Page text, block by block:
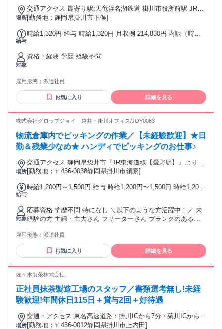
場所
交通アクセス 最寄り駅:天竜浜名湖鉄道 掛川市役所前駅 JR掛
川駅から車で10分程 掛川市役所から徒歩5分です 最寄りの掛
[勤務地：静岡県掛川市下俣]
給与
時給1,320円 給与 時給1,320円 月収例 214,830円 内訳（時給
→翌月18日銀行振込 日払い 週払い制度 勤務後、勤怠の確認
が出来れば翌営業日には振り込みが可能です その際振込手数
す
対象
資格・経験 学歴 経験不問
雇用形態： 派遣社員
お気に入り 詳細を見る
株式会社グロップジョイ 袋井・掛川オフィス/JOY0083
物流倉庫内でピッキングの作業／【未経験歓迎】★日
勤＆残業少なめ★ ハンディでピッキングのお仕事♪
場所
交通アクセス 静岡県袋井市『JR東海道線【愛野駅】』より車
で10分
[勤務地：〒436-0038静岡県掛川市領家]
給与
時給1,200円～1,500円 給与 時給1,200円〜1,500円 時給1,200
給 1,200円×8時間×21日＝201,600円＋残業代＋交通費
対象
応募資格 学歴不問 特になし ＼以下のような方活躍中！／ 未
経験の方 主婦・主夫さん フリーターさん ブランクのある方
たい方 家庭やプライベートと両立して働きたい方 ＼弊社では
様々な国籍の方が活躍中！／ ブラジル、フィリピン、ペル
ー、中国、台湾、スリランカ、ガーナ、パキスタン、ナイジ
などの資料でも多言語に対応しています！ ➡教育用の動画で
雇用形態： 派遣社員
お気に入り 詳細を見る
佐々木製茶株式会社
正社員抹茶製造工場のスタッフ／書類選考無し!未経
験歓迎!年間休日115日＋賞与2回＋好待遇
場所
交通・アクセス 東名高速道路：掛川ICから7分・菊川ICから9
分
[勤務地：〒436-0012静岡県掛川市上内田]